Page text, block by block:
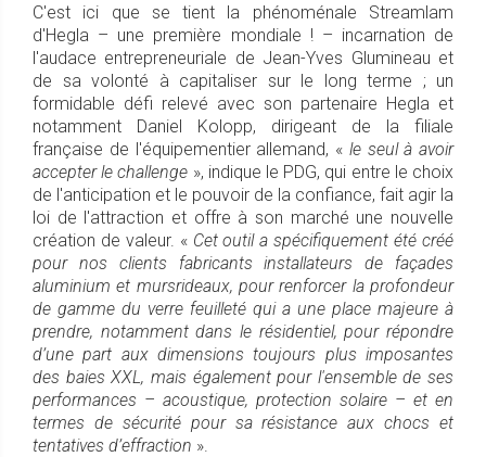
C'est ici que se tient la phénoménale Streamlam
d'Hegla – une première mondiale ! – incarnation de
l'audace entrepreneuriale de Jean-Yves Glumineau et
de sa volonté à capitaliser sur le long terme ; un
formidable défi relevé avec son partenaire Hegla et
notamment Daniel Kolopp, dirigeant de la filiale
française de l'équipementier allemand, « le seul à avoir
accepter le challenge », indique le PDG, qui entre le choix
de l'anticipation et le pouvoir de la confiance, fait agir la
loi de l'attraction et offre à son marché une nouvelle
création de valeur. « Cet outil a spécifiquement été créé
pour nos clients fabricants installateurs de façades
aluminium et mursrideaux, pour renforcer la profondeur
de gamme du verre feuilleté qui a une place majeure à
prendre, notamment dans le résidentiel, pour répondre
d’une part aux dimensions toujours plus imposantes
des baies XXL, mais également pour l'ensemble de ses
performances – acoustique, protection solaire – et en
termes de sécurité pour sa résistance aux chocs et
tentatives d’effraction ».